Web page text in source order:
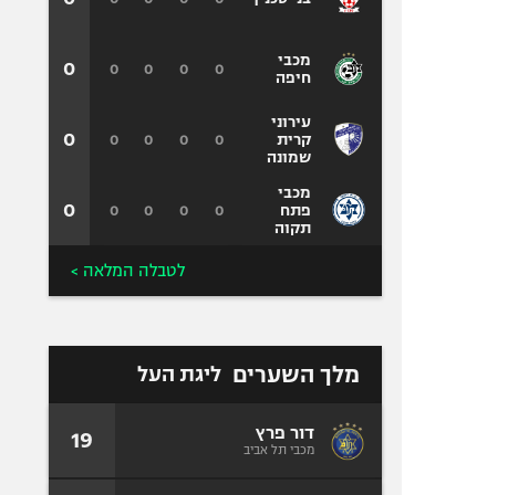
מכבי
חיפה
עירוני
קרית
שמונה
מכבי
פתח
תקוה
0
0
0
0
0
0
0
0
0
0
0
0
0
0
0
לטבלה המלאה >
מלך השערים ליגת העל
דור פרץ
מכבי תל אביב 19